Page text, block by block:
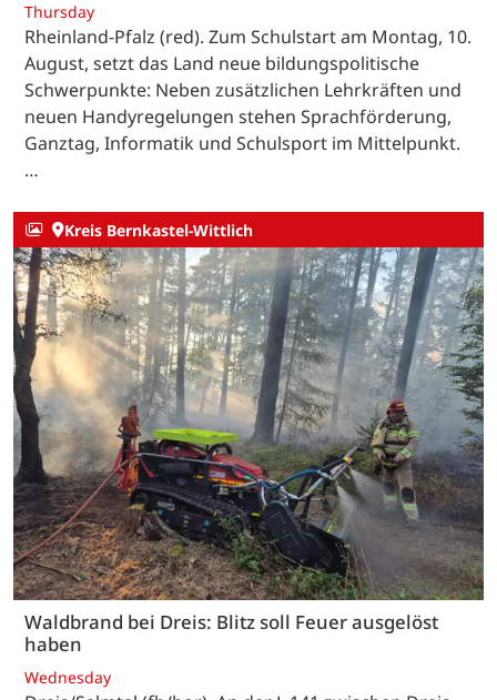
Thursday
Rheinland-Pfalz (red). Zum Schulstart am Montag, 10.
August, setzt das Land neue bildungspolitische
Schwerpunkte: Neben zusätzlichen Lehrkräften und
neuen Handyregelungen stehen Sprachförderung,
Ganztag, Informatik und Schulsport im Mittelpunkt.
…
Kreis Bernkastel-Wittlich
Waldbrand bei Dreis: Blitz soll Feuer ausgelöst
haben
Wednesday